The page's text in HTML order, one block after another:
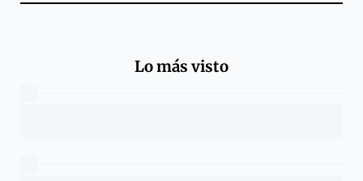
Lo más visto